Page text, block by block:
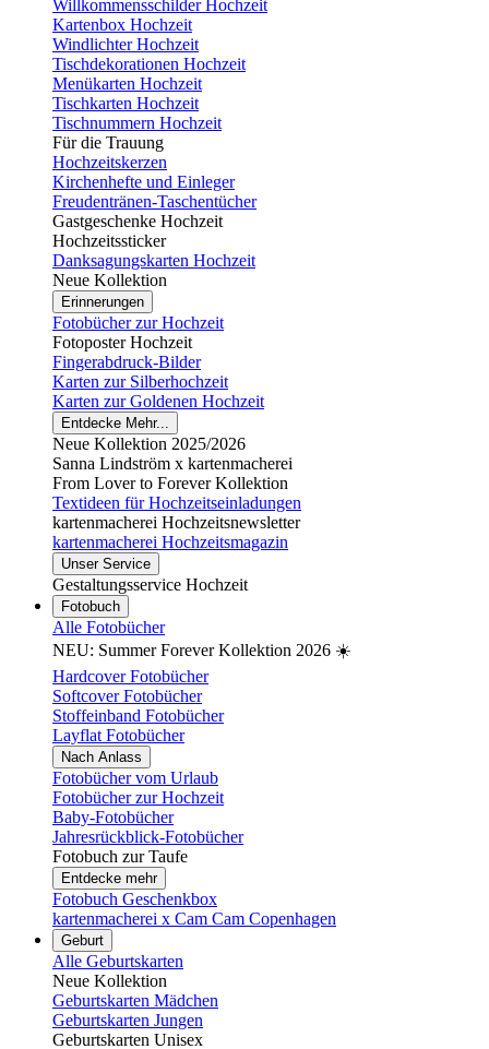
Willkommensschilder Hochzeit
Kartenbox Hochzeit
Windlichter Hochzeit
Tischdekorationen Hochzeit
Menükarten Hochzeit
Tischkarten Hochzeit
Tischnummern Hochzeit
Für die Trauung
Hochzeitskerzen
Kirchenhefte und Einleger
Freudentränen-Taschentücher
Gastgeschenke Hochzeit
Hochzeitssticker
Danksagungskarten Hochzeit
Neue Kollektion
Erinnerungen
Fotobücher zur Hochzeit
Fotoposter Hochzeit
Fingerabdruck-Bilder
Karten zur Silberhochzeit
Karten zur Goldenen Hochzeit
Entdecke Mehr...
Neue Kollektion 2025/2026
Sanna Lindström x kartenmacherei
From Lover to Forever Kollektion
Textideen für Hochzeitseinladungen
kartenmacherei Hochzeitsnewsletter
kartenmacherei Hochzeitsmagazin
Unser Service
Gestaltungsservice Hochzeit
Fotobuch
Alle Fotobücher
NEU: Summer Forever Kollektion 2026 ☀️
Hardcover Fotobücher
Softcover Fotobücher
Stoffeinband Fotobücher
Layflat Fotobücher
Nach Anlass
Fotobücher vom Urlaub
Fotobücher zur Hochzeit
Baby-Fotobücher
Jahresrückblick-Fotobücher
Fotobuch zur Taufe
Entdecke mehr
Fotobuch Geschenkbox
kartenmacherei x Cam Cam Copenhagen
Geburt
Alle Geburtskarten
Neue Kollektion
Geburtskarten Mädchen
Geburtskarten Jungen
Geburtskarten Unisex